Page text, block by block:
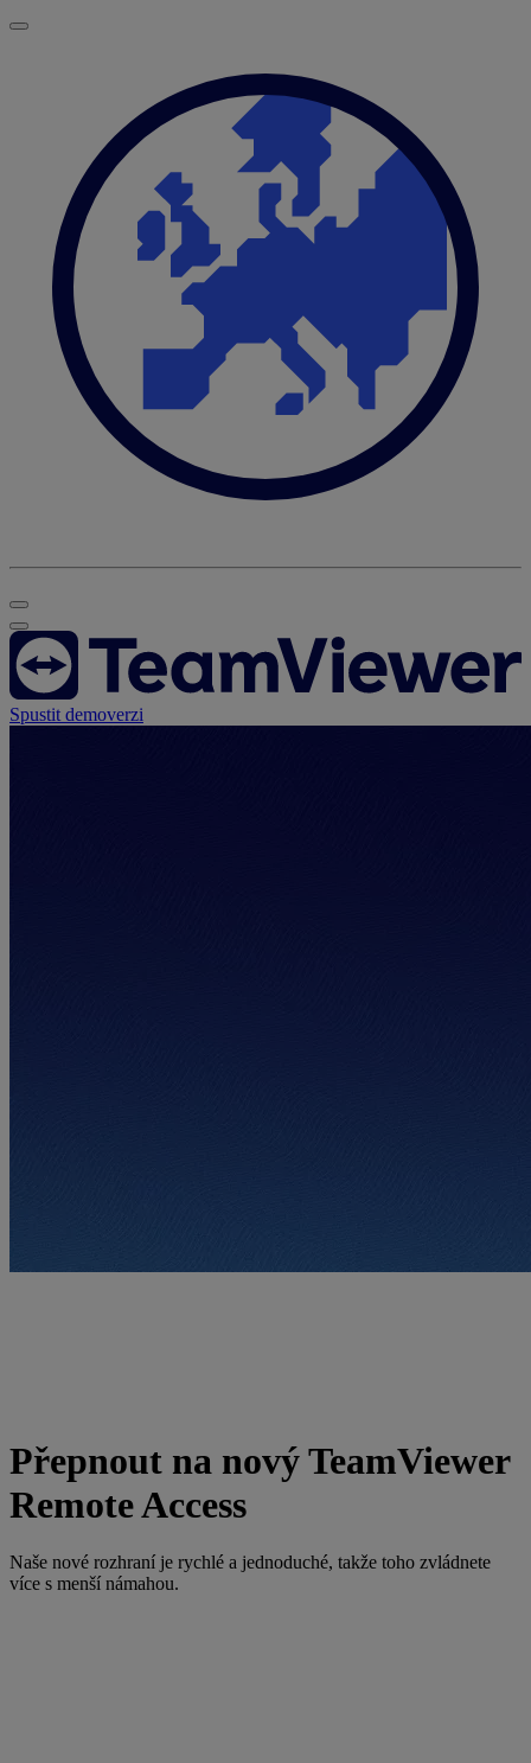
Spustit demoverzi
Přepnout na nový TeamViewer
Remote Access
Naše nové rozhraní je rychlé a jednoduché, takže toho zvládnete
více s menší námahou.